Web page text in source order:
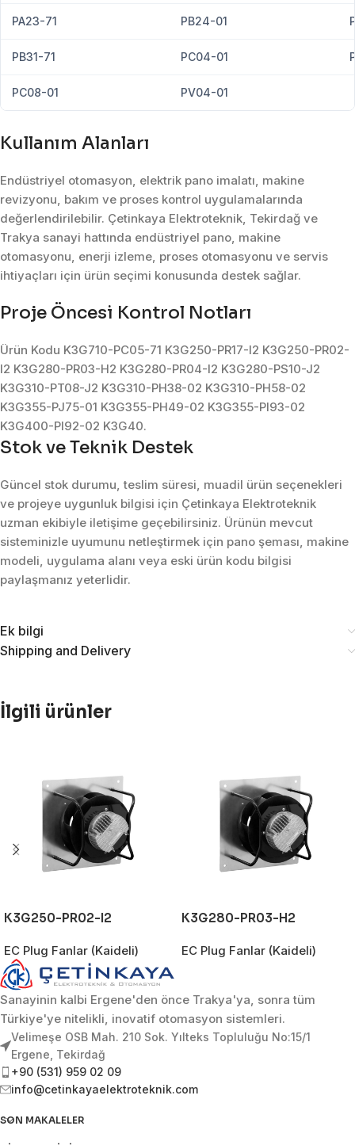
PA23-71 PB24-01
PB31-71 PC04-01
PC08-01 PV04-01
Kullanım Alanları
Endüstriyel otomasyon, elektrik pano imalatı, makine
revizyonu, bakım ve proses kontrol uygulamalarında
değerlendirilebilir. Çetinkaya Elektroteknik, Tekirdağ ve
Trakya sanayi hattında endüstriyel pano, makine
otomasyonu, enerji izleme, proses otomasyonu ve servis
ihtiyaçları için ürün seçimi konusunda destek sağlar.
Proje Öncesi Kontrol Notları
Ürün Kodu K3G710-PC05-71 K3G250-PR17-I2 K3G250-PR02-
I2 K3G280-PR03-H2 K3G280-PR04-I2 K3G280-PS10-J2
K3G310-PT08-J2 K3G310-PH38-02 K3G310-PH58-02
K3G355-PJ75-01 K3G355-PH49-02 K3G355-PI93-02
K3G400-PI92-02 K3G40.
Stok ve Teknik Destek
Güncel stok durumu, teslim süresi, muadil ürün seçenekleri
ve projeye uygunluk bilgisi için Çetinkaya Elektroteknik
uzman ekibiyle iletişime geçebilirsiniz. Ürünün mevcut
sisteminizle uyumunu netleştirmek için pano şeması, makine
modeli, uygulama alanı veya eski ürün kodu bilgisi
paylaşmanız yeterlidir.
Ek bilgi
Shipping and Delivery
İlgili ürünler
K3G250-PR02-I2
EC Plug Fanlar (Kaideli)
K3G280-PR03-H2
EC Plug Fanlar (Kaideli)
Sanayinin kalbi Ergene'den önce Trakya'ya, sonra tüm
Türkiye'ye nitelikli, inovatif otomasyon sistemleri.
Velimeşe OSB Mah. 210 Sok. Yılteks Topluluğu No:15/1
Ergene, Tekirdağ
+90 (531) 959 02 09
info@cetinkayaelektroteknik.com
SON MAKALELER